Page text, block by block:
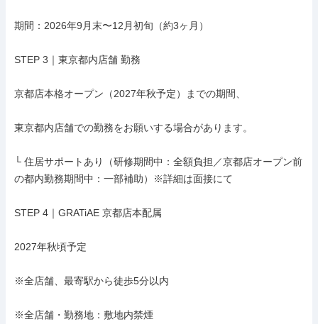
期間：2026年9月末〜12月初旬（約3ヶ月）
STEP 3｜東京都内店舗 勤務
京都店本格オープン（2027年秋予定）までの期間、
東京都内店舗での勤務をお願いする場合があります。
└ 住居サポートあり（研修期間中：全額負担／京都店オープン前
の都内勤務期間中：一部補助）※詳細は面接にて
STEP 4｜GRATiAE 京都店本配属
2027年秋頃予定
※全店舗、最寄駅から徒歩5分以内
※全店舗・勤務地：敷地内禁煙